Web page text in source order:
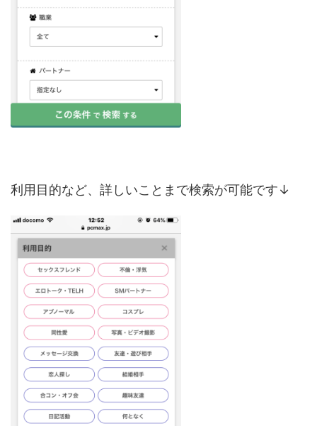
利用目的など、詳しいことまで検索が可能です↓